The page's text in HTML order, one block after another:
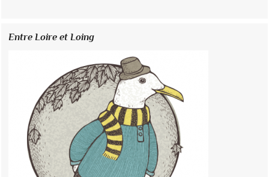
Entre Loire et Loing